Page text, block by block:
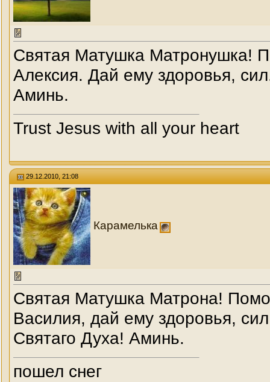
Святая Матушка Матронушка!
Алексия. Дай ему здоровья,
Аминь.
Trust Jesus with all your heart
29.12.2010, 21:08
Карамелька
Святая Матушка Матрона!
Василия, дай ему здоровья,
Святаго Духа! Аминь.
пошел снег